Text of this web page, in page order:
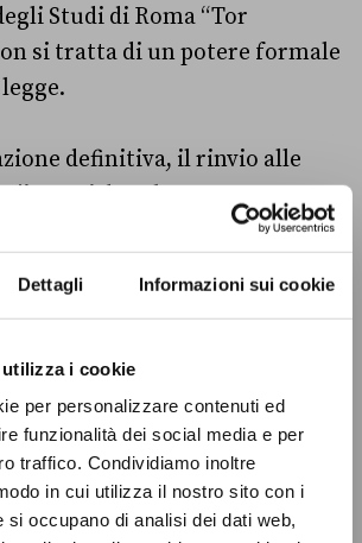
Dettagli Informazioni sui cookie
i cookie
per personalizzare contenuti ed
funzionalità dei social media e per
traffico. Condividiamo inoltre
in cui utilizza il nostro sito con i
si occupano di analisi dei dati web,
Studi di Roma “Tor
si tratta di un potere formale
definitiva, il rinvio alle
da valutare con
Pagella Politica
“Kore” di Enna, «dalla
incostituzionalità”».
i profili di incostituzionalità
Curreri, Mattarella tende
legge, lasciando
alla Corte costituzionale il